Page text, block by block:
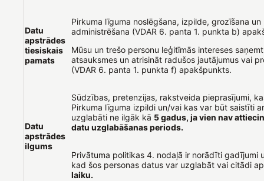
Datu
apstrādes
tiesiskais
pamats
Pirkuma līguma noslēgšana, izpilde, grozīšana un
administrēšana (VDAR 6. panta 1. punkta b)
Mūsu un trešo personu leģitīmās intereses
atsauksmes un atrisināt radušos jautājumus vai
(VDAR 6. panta 1. punkta f) apakšpunkts.
Datu
apstrādes
ilgums
Sūdzības, pretenzijas, rakstveida pieprasījumi,
Pirkuma līguma izpildi un/vai kas var būt saistīti
uzglabāti ne ilgāk kā 5 gadus, ja vien nav
datu uzglabāšanas periods.
Privātuma politikas 4. nodaļā ir norādīti gadījumi
kad šos personas datus var uzglabāt vai citādi
laiku.